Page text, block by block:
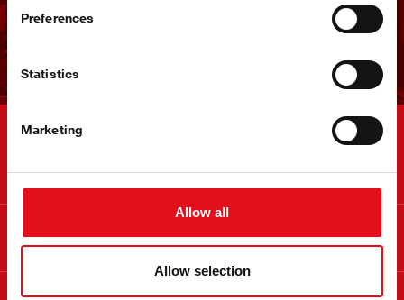
Preferences
Statistics
Marketing
Allow all
Allow selection
O febi